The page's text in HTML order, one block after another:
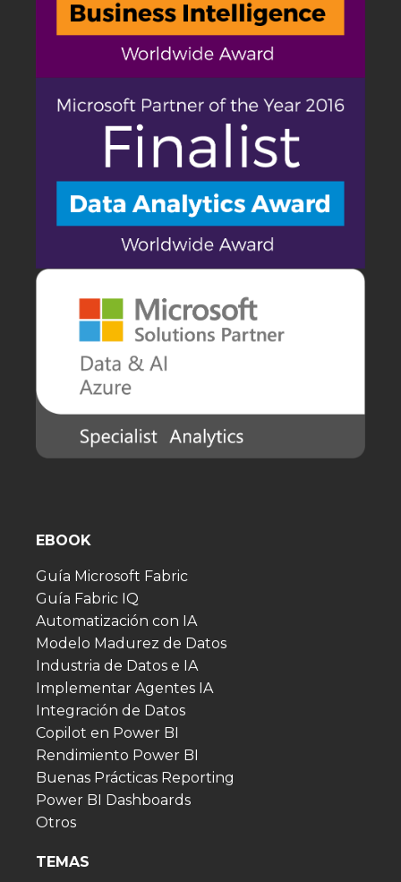
EBOOK
Guía Microsoft Fabric
Guía Fabric IQ
Automatización con IA
Modelo Madurez de Datos
Industria de Datos e IA
Implementar Agentes IA
Integración de Datos
Copilot en Power BI
Rendimiento Power BI
Buenas Prácticas Reporting
Power BI Dashboards
Otros
TEMAS